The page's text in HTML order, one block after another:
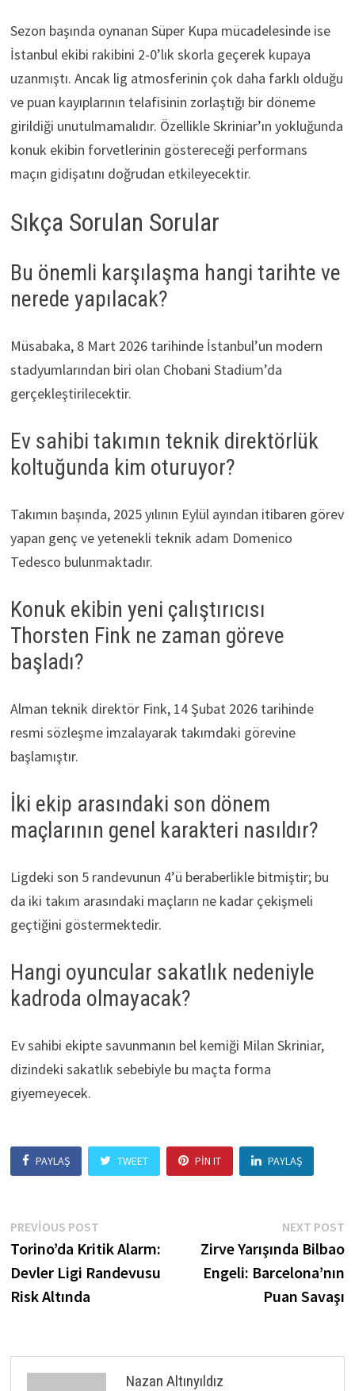
Sezon başında oynanan Süper Kupa mücadelesinde ise
İstanbul ekibi rakibini 2-0’lık skorla geçerek kupaya
uzanmıştı. Ancak lig atmosferinin çok daha farklı olduğu
ve puan kayıplarının telafisinin zorlaştığı bir döneme
girildiği unutulmamalıdır. Özellikle Skriniar’ın yokluğunda
konuk ekibin forvetlerinin göstereceği performans
maçın gidişatını doğrudan etkileyecektir.
Sıkça Sorulan Sorular
Bu önemli karşılaşma hangi tarihte ve
nerede yapılacak?
Müsabaka, 8 Mart 2026 tarihinde İstanbul’un modern
stadyumlarından biri olan Chobani Stadium’da
gerçekleştirilecektir.
Ev sahibi takımın teknik direktörlük
koltuğunda kim oturuyor?
Takımın başında, 2025 yılının Eylül ayından itibaren görev
yapan genç ve yetenekli teknik adam Domenico
Tedesco bulunmaktadır.
Konuk ekibin yeni çalıştırıcısı
Thorsten Fink ne zaman göreve
başladı?
Alman teknik direktör Fink, 14 Şubat 2026 tarihinde
resmi sözleşme imzalayarak takımdaki görevine
başlamıştır.
İki ekip arasındaki son dönem
maçlarının genel karakteri nasıldır?
Ligdeki son 5 randevunun 4’ü beraberlikle bitmiştir; bu
da iki takım arasındaki maçların ne kadar çekişmeli
geçtiğini göstermektedir.
Hangi oyuncular sakatlık nedeniyle
kadroda olmayacak?
Ev sahibi ekipte savunmanın bel kemiği Milan Skriniar,
dizindeki sakatlık sebebiyle bu maçta forma
giyemeyecek.
PAYLAŞ TWEET PIN IT PAYLAŞ
Yazı
gezinmesi
PREVIOUS POSTPrevious
post:
Torino’da Kritik Alarm:
Devler Ligi Randevusu
Risk Altında
NEXT POST
Zirve Yarışında Bilbao
Engeli: Barcelona’nın
Puan Savaşı
Nazan Altınyıldız